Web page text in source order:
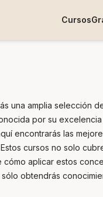
Cursos
una amplia selección
por su
encontrarás las
cursos no solo
aplicar estos
obtendrás